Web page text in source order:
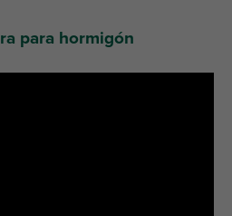
para hormigón